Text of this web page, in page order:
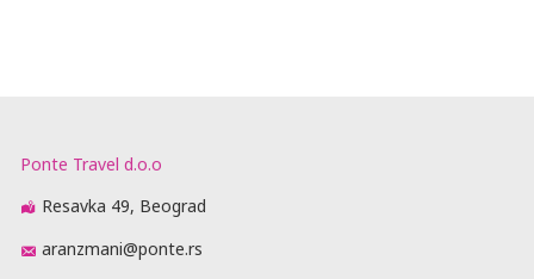
Ponte Travel d.o.o
Resavka 49, Beograd
aranzmani@ponte.rs